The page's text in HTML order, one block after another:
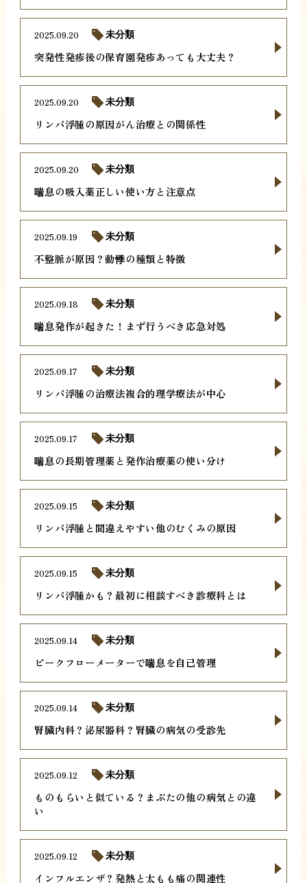
突発性発疹後の保育園発疹あっても大丈夫？
2025.09.20 未分類
リンパ浮腫の原因がん治療との関係性
2025.09.20 未分類
喘息の吸入薬正しい使い方と注意点
2025.09.20 未分類
不整脈が原因？動悸の種類と特徴
2025.09.19 未分類
喘息発作が起きた！まず行うべき応急対処
2025.09.18 未分類
リンパ浮腫の治療法複合的理学療法が中心
2025.09.17 未分類
喘息の長期管理薬と発作治療薬の使い分け
2025.09.17 未分類
リンパ浮腫と間違えやすい他のむくみの原因
2025.09.15 未分類
リンパ浮腫かも？最初に相談すべき診療科とは
2025.09.15 未分類
ピークフローメーターで喘息を自己管理
2025.09.14 未分類
腎臓内科？泌尿器科？腎臓の病気の受診先
2025.09.14 未分類
ものもらいと似ている？まぶたの他の病気との違
い
2025.09.12 未分類
インフルエンザ？発熱と太もも痛の関連性
2025.09.12 未分類